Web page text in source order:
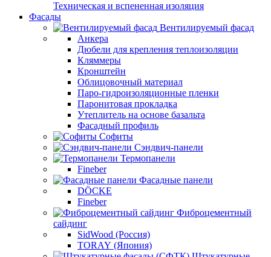
Техническая и вспененная изоляция
Фасады
Вентилируемый фасад
Анкера
Дюбели для крепления теплоизоляции
Кляммеры
Кронштейн
Облицовочный материал
Паро-гидроизоляционные пленки
Паронитовая прокладка
Утеплитель на основе базальта
Фасадный профиль
Софиты
Сэндвич-панели
Термопанели
Fineber
Фасадные панели
DÖCKE
Fineber
Фиброцементный
сайдинг
SidWood (Россия)
TORAY (Япония)